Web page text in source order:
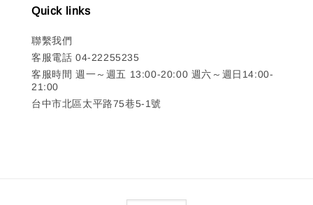
Quick links
聯繫我們
客服電話 04-22255235
客服時間 週一～週五 13:00-20:00 週六～週日14:00-
21:00
台中市北區太平路75巷5-1號